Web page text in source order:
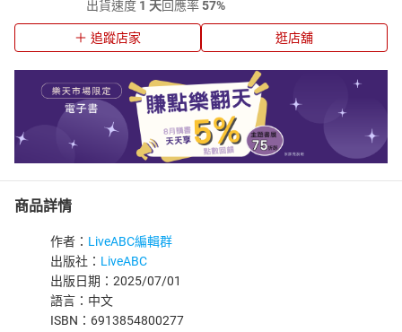
出貨速度 1 天回應率57%
追蹤店家 逛店舖
商品詳情
作者： LiveABC編輯群
出版社： LiveABC
出版日期：2025/07/01
語言：中文
ISBN：6913854800277